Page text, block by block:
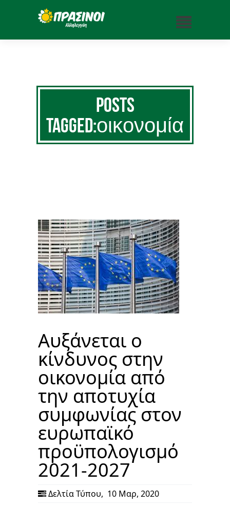
Posts
Tagged:οικονομία
Αυξάνεται ο
κίνδυνος στην
οικονομία από
την αποτυχία
συμφωνίας στον
ευρωπαϊκό
προϋπολογισμό
2021-2027
Δελτία Τύπου, 10 Μαρ, 2020